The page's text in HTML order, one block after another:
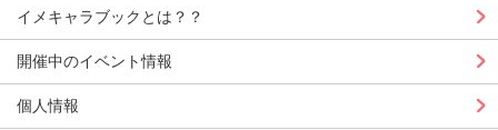
イメキャラブックとは？？
開催中のイベント情報
個人情報